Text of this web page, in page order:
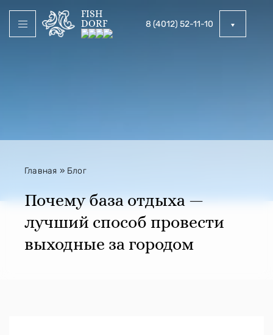
FISH
DORF
8 (4012) 52-11-10
Главная » Блог
Почему база отдыха —
лучший способ провести
выходные за городом